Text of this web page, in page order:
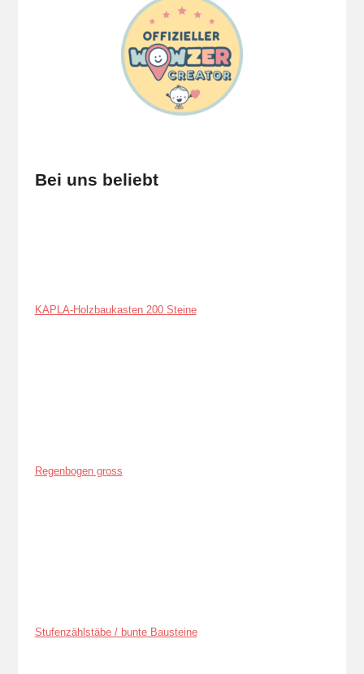
Bei uns beliebt
KAPLA-Holzbaukasten 200 Steine
Regenbogen gross
Stufenzählstäbe / bunte Bausteine